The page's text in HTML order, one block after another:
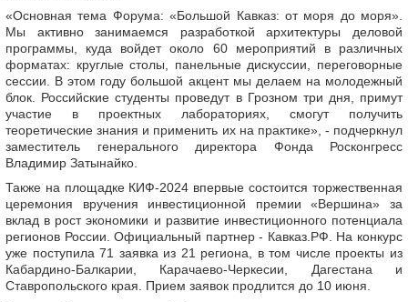
«Основная тема Форума: «Большой Кавказ: от моря до моря».
Мы активно занимаемся разработкой архитектуры деловой
программы, куда войдет около 60 мероприятий в различных
форматах: круглые столы, панельные дискуссии, переговорные
сессии. В этом году большой акцент мы делаем на молодежный
блок. Российские студенты проведут в Грозном три дня, примут
участие в проектных лабораториях, смогут получить
теоретические знания и применить их на практике», - подчеркнул
заместитель генерального директора Фонда Росконгресс
Владимир Затынайко.
Также на площадке КИФ-2024 впервые состоится торжественная
церемония вручения инвестиционной премии «Вершина» за
вклад в рост экономики и развитие инвестиционного потенциала
регионов России. Официальный партнер - Кавказ.РФ. На конкурс
уже поступила 71 заявка из 21 региона, в том числе проекты из
Кабардино-Балкарии, Карачаево-Черкесии, Дагестана и
Ставропольского края. Прием заявок продлится до 10 июня.